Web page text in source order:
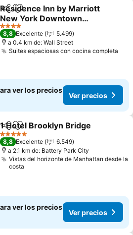
CompartirAñadir a favoritos
Residence Inn by Marriott
New York Downtown
Manhattan/World Trade
Center Area
Ver precios
4 Estrellas
8,8 Excelente
5.499
a 0.4 km de: Wall Street
Suites espaciosas con cocina completa
ver los precios
Ver precios
CompartirAñadir a favoritos
1 Hotel Brooklyn Bridge
5 Estrellas
8,8 Excelente
6.549
a 2.1 km de: Battery Park City
Vistas del horizonte de Manhattan desde la
costa
ver los precios
Ver precios